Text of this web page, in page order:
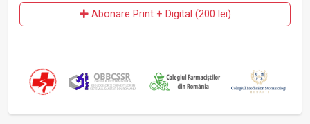
Abonare Print + Digital (200 lei)